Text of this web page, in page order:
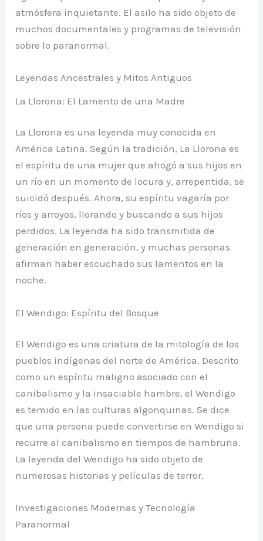
atmósfera inquietante. El asilo ha sido objeto de
muchos documentales y programas de televisión
sobre lo paranormal.
Leyendas Ancestrales y Mitos Antiguos
La Llorona: El Lamento de una Madre
La Llorona es una leyenda muy conocida en
América Latina. Según la tradición, La Llorona es
el espíritu de una mujer que ahogó a sus hijos en
un río en un momento de locura y, arrepentida, se
suicidó después. Ahora, su espíritu vagaría por
ríos y arroyos, llorando y buscando a sus hijos
perdidos. La leyenda ha sido transmitida de
generación en generación, y muchas personas
afirman haber escuchado sus lamentos en la
noche.
El Wendigo: Espíritu del Bosque
El Wendigo es una criatura de la mitología de los
pueblos indígenas del norte de América. Descrito
como un espíritu maligno asociado con el
canibalismo y la insaciable hambre, el Wendigo
es temido en las culturas algonquinas. Se dice
que una persona puede convertirse en Wendigo si
recurre al canibalismo en tiempos de hambruna.
La leyenda del Wendigo ha sido objeto de
numerosas historias y películas de terror.
Investigaciones Modernas y Tecnología
Paranormal